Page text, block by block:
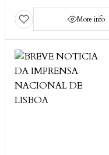
More info